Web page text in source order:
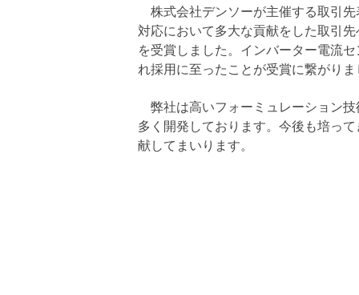
株式会社デンソーが主催する取引
対応において多大な貢献をした取引
を受賞しました。インバーター電流
れ採用に至ったことが受賞に繋がり
弊社は高いフォーミュレーション
多く開発しております。今後も培っ
献してまいります。